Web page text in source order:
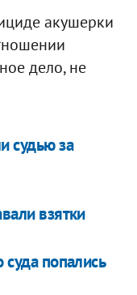
акушерки
дело, не
судью за
взятки
попались